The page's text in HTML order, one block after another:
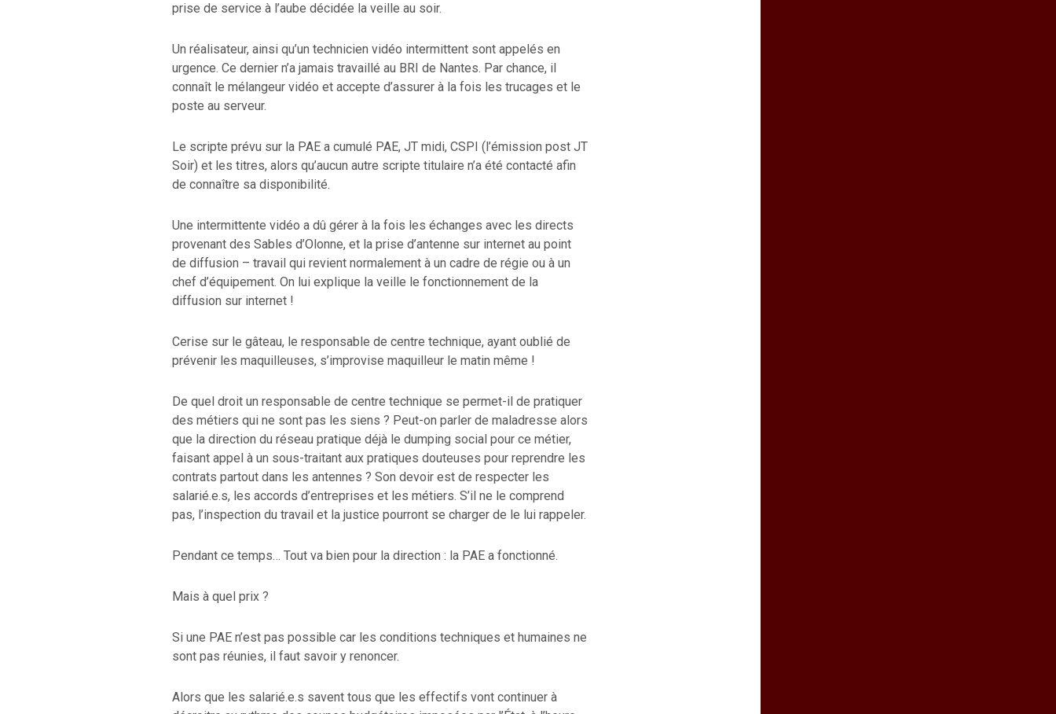
prise de service à l’aube décidée la veille au soir.
Un réalisateur, ainsi qu’un technicien vidéo intermittent sont appelés en
urgence. Ce dernier n’a jamais travaillé au BRI de Nantes. Par chance, il
connaît le mélangeur vidéo et accepte d’assurer à la fois les trucages et le
poste au serveur.
Le scripte prévu sur la PAE a cumulé PAE, JT midi, CSPI (l’émission post JT
Soir) et les titres, alors qu’aucun autre scripte titulaire n’a été contacté afin
de connaître sa disponibilité.
Une intermittente vidéo a dû gérer à la fois les échanges avec les directs
provenant des Sables d’Olonne, et la prise d’antenne sur internet au point
de diffusion – travail qui revient normalement à un cadre de régie ou à un
chef d’équipement. On lui explique la veille le fonctionnement de la
diffusion sur internet !
Cerise sur le gâteau, le responsable de centre technique, ayant oublié de
prévenir les maquilleuses, s’improvise maquilleur le matin même !
De quel droit un responsable de centre technique se permet-il de pratiquer
des métiers qui ne sont pas les siens ? Peut-on parler de maladresse alors
que la direction du réseau pratique déjà le dumping social pour ce métier,
faisant appel à un sous-traitant aux pratiques douteuses pour reprendre les
contrats partout dans les antennes ? Son devoir est de respecter les
salarié.e.s, les accords d’entreprises et les métiers. S’il ne le comprend
pas, l’inspection du travail et la justice pourront se charger de le lui rappeler.
Pendant ce temps… Tout va bien pour la direction : la PAE a fonctionné.
Mais à quel prix ?
Si une PAE n’est pas possible car les conditions techniques et humaines ne
sont pas réunies, il faut savoir y renoncer.
Alors que les salarié.e.s savent tous que les effectifs vont continuer à